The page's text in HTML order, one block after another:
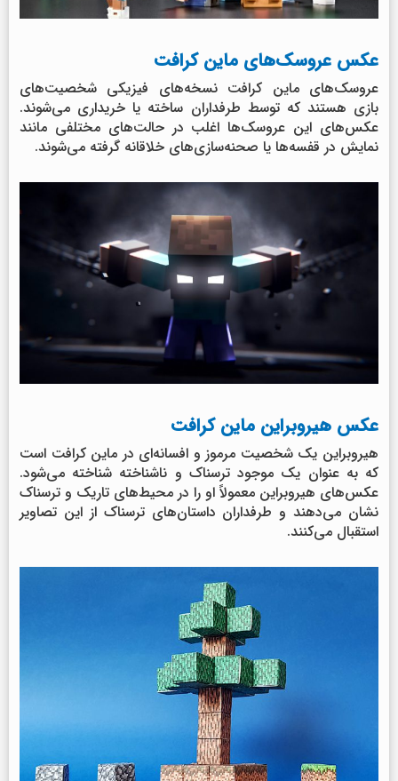
عکس عروسک‌های ماین کرافت
عروسک‌های ماین کرافت نسخه‌های فیزیکی شخصیت‌های
بازی هستند که توسط طرفداران ساخته یا خریداری می‌شوند.
عکس‌های این عروسک‌ها اغلب در حالت‌های مختلفی مانند
نمایش در قفسه‌ها یا صحنه‌سازی‌های خلاقانه گرفته می‌شوند.
عکس هیروبراین ماین کرافت
هیروبراین یک شخصیت مرموز و افسانه‌ای در ماین کرافت است
که به عنوان یک موجود ترسناک و ناشناخته شناخته می‌شود.
عکس‌های هیروبراین معمولاً او را در محیط‌های تاریک و ترسناک
نشان می‌دهند و طرفداران داستان‌های ترسناک از این تصاویر
استقبال می‌کنند.